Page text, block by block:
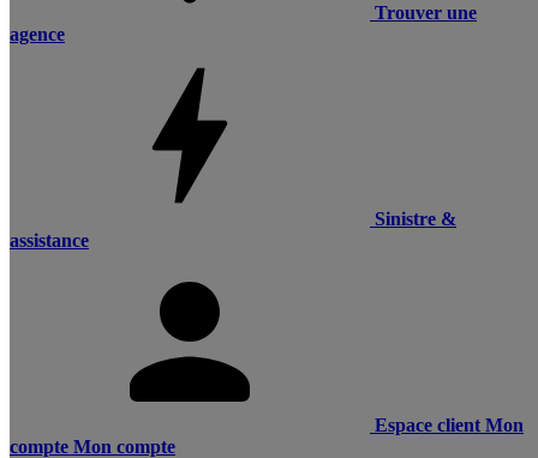
Trouver une
agence
Sinistre &
assistance
Espace client Mon
compte Mon compte